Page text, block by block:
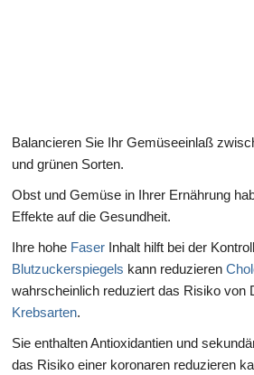
Balancieren Sie Ihr Gemüseeinlaß
und grünen Sorten.
Obst und Gemüse in Ihrer Ernährung
Effekte auf die Gesundheit.
Ihre hohe Faser Inhalt hilft bei der
Blutzuckerspiegels kann reduzieren
wahrscheinlich reduziert das Risiko von
Krebsarten.
Sie enthalten Antioxidantien und
das Risiko einer koronaren reduzieren